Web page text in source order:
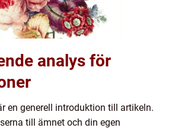
analys för
en generell introduktion till artikeln.
till ämnet och din egen